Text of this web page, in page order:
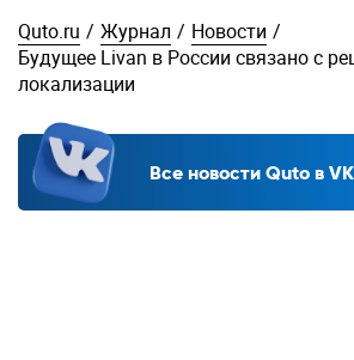
Quto.ru / Журнал / Новости /
Будущее Livan в России связано с
локализации
Все новости Quto в VK